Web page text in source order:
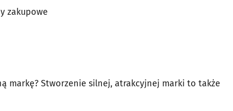
zakupowe
markę? Stworzenie silnej, atrakcyjnej marki to także